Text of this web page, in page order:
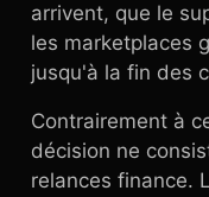
arrivent, que le
les marketplaces
jusqu'à la fin des
Contrairement à
décision ne
relances finance.